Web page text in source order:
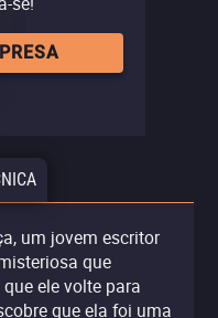
um jovem escritor
que
ele volte para
que ela foi uma